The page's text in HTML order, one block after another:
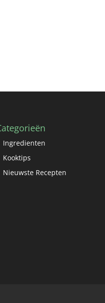
Ingredienten
Kooktips
Nieuwste Recepten